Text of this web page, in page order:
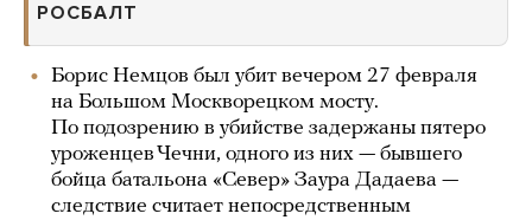
РОСБАЛТ
Борис Немцов был убит вечером 27 февраля
на Большом Москворецком мосту.
По подозрению в убийстве задержаны пятеро
уроженцев Чечни, одного из них — бывшего
бойца батальона «Север» Заура Дадаева —
следствие считает непосредственным